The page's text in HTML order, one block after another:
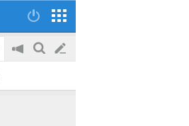
공
on/off
검
글
쓰